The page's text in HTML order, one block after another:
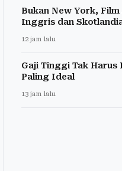
Bukan New York,
Inggris dan
12 jam lalu
Gaji Tinggi Tak Harus
Paling Ideal
13 jam lalu